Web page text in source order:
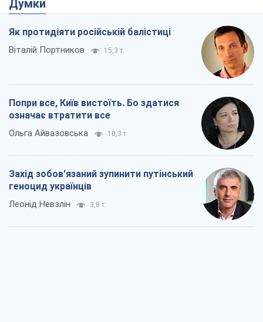
Думки
Як протидіяти російській балістиці
Віталій Портников 15,3 т.
Попри все, Київ вистоїть. Бо здатися
означає втратити все
Ольга Айвазовська 10,3 т.
Захід зобов'язаний зупинити путінський
геноцид українців
Леонід Невзлін 3,8 т.